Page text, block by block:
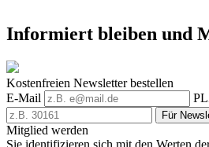
Informiert bleiben und
Kostenfreien Newsletter bestellen
E-Mail
Für
Mitglied werden
Sie identifizieren sich mit den Werten